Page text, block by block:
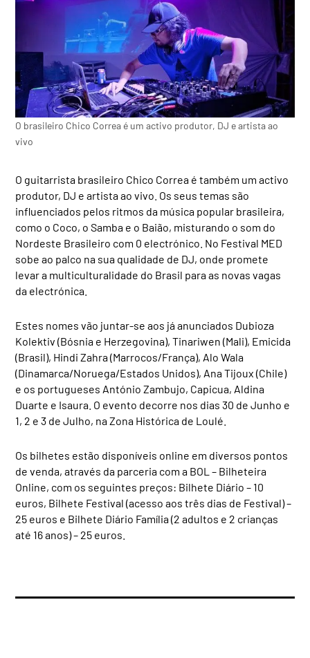
O brasileiro Chico Correa é um activo produtor, DJ e artista ao
vivo
O guitarrista brasileiro Chico Correa é também um activo
produtor, DJ e artista ao vivo. Os seus temas são
influenciados pelos ritmos da música popular brasileira,
como o Coco, o Samba e o Baião, misturando o som do
Nordeste Brasileiro com 0 electrónico. No Festival MED
sobe ao palco na sua qualidade de DJ, onde promete
levar a multiculturalidade do Brasil para as novas vagas
da electrónica.
Estes nomes vão juntar-se aos já anunciados Dubioza
Kolektiv (Bósnia e Herzegovina), Tinariwen (Mali), Emicida
(Brasil), Hindi Zahra (Marrocos/França), Alo Wala
(Dinamarca/Noruega/Estados Unidos), Ana Tijoux (Chile)
e os portugueses António Zambujo, Capicua, Aldina
Duarte e Isaura. O evento decorre nos dias 30 de Junho e
1, 2 e 3 de Julho, na Zona Histórica de Loulé.
Os bilhetes estão disponíveis online em diversos pontos
de venda, através da parceria com a BOL – Bilheteira
Online, com os seguintes preços: Bilhete Diário – 10
euros, Bilhete Festival (acesso aos três dias de Festival) –
25 euros e Bilhete Diário Família (2 adultos e 2 crianças
até 16 anos) – 25 euros.